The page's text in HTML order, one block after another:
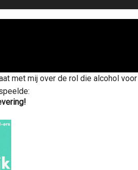
met mij over de rol die alcohol voor